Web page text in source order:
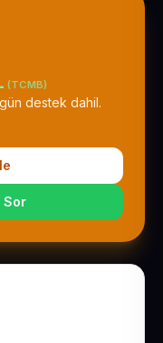
(TCMB)
destek dahil.
Sor